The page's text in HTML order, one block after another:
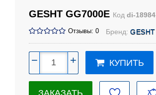
GESHT GG7000E Код di-18984
Отзывы: 0 Бренд: GESHT
− + КУПИТЬ